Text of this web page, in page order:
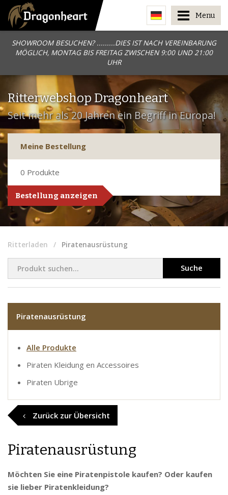
SHOWROOM BESUCHEN? .........DIES IST NACH VEREINBARUNG
MÖGLICH, MONTAG BIS FREITAG ZWISCHEN 9:00 UND 21:00
UHR
Menu
Ritterwebshop Dragonheart
Seit mehr als 20 Jahren ein Begriff in Europa!
Meine Bestellung
0 Produkte
Bestellung anzeigen
Ritterladen Piratenausrüstung
Suche
Piratenausrüstung
Alle Produkte
Piraten Kleidung en Accessoires
Piraten Ubrige
Zurück zur Übersicht
Piratenausrüstung
Möchten Sie eine Piratenpistole kaufen? Oder kaufen
sie lieber Piratenkleidung?